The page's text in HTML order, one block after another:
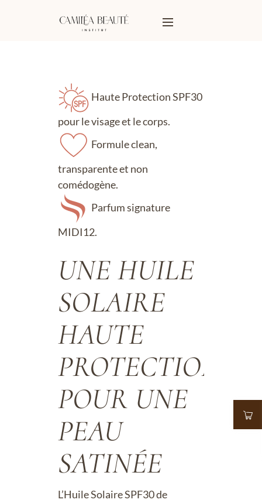
Haute Protection SPF30
pour le visage et le corps.
Formule clean,
transparente et non
comédogène.
Parfum signature
MIDI12.
UNE HUILE
SOLAIRE
HAUTE
PROTECTION
POUR UNE
PEAU
SATINÉE
L’Huile Solaire SPF30 de